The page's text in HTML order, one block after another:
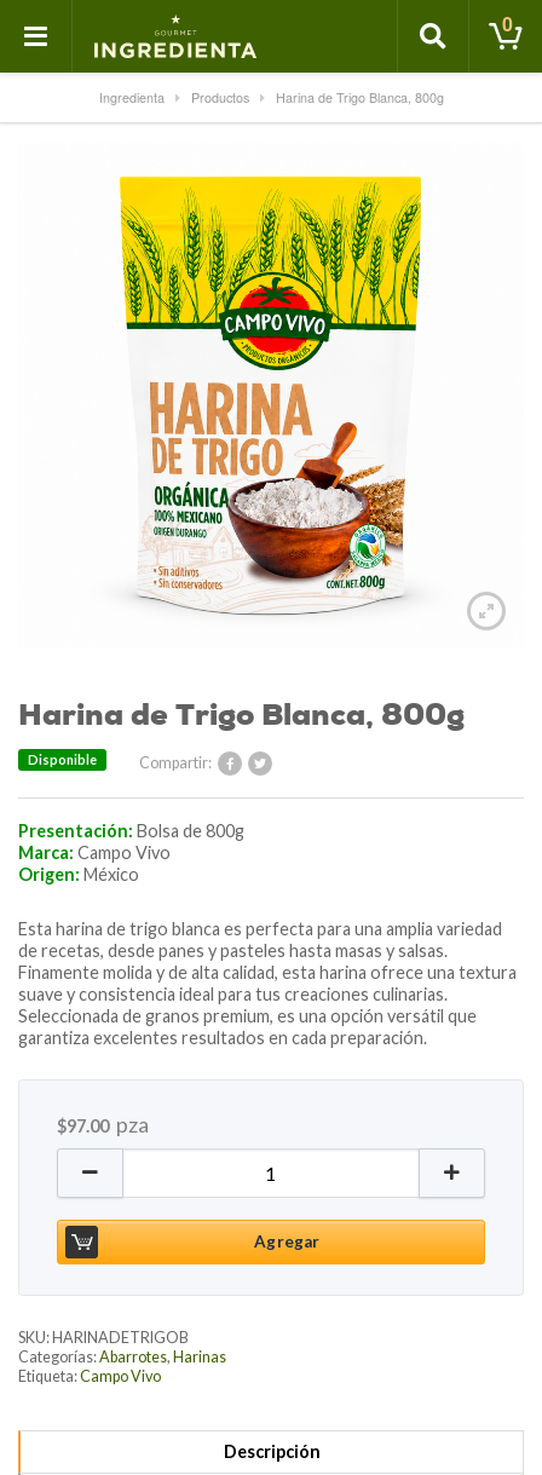
0
Ingredienta Productos Harina de Trigo Blanca, 800g
Harina de Trigo Blanca, 800g
Compartir:
Disponible
Presentación: Bolsa de 800g
Marca: Campo Vivo
Origen: México
Esta harina de trigo blanca es perfecta para una amplia variedad
de recetas, desde panes y pasteles hasta masas y salsas.
Finamente molida y de alta calidad, esta harina ofrece una textura
suave y consistencia ideal para tus creaciones culinarias.
Seleccionada de granos premium, es una opción versátil que
garantiza excelentes resultados en cada preparación.
$97.00 pza
Agregar
SKU: HARINADETRIGOB
Categorías:Abarrotes, Harinas
Etiqueta:Campo Vivo
Descripción